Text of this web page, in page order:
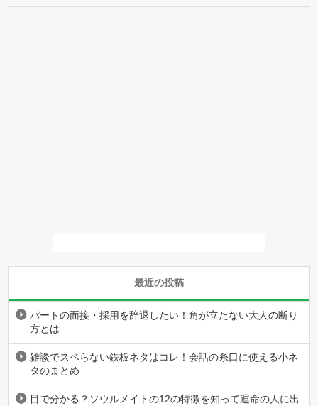
最近の投稿
パートの面接・採用を辞退したい！角が立たない大人の断り
方とは
雑談でスベらない鉄板ネタはコレ！会話の糸口に使える小ネ
タのまとめ
目で分かる？ソウルメイトの12の特徴を知って運命の人に出